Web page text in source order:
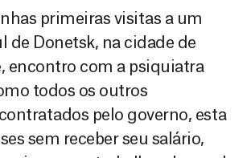
primeiras visitas a um
de Donetsk, na cidade de
encontro com a psiquiatra
todos os outros
pelo governo, esta
sem receber seu salário,